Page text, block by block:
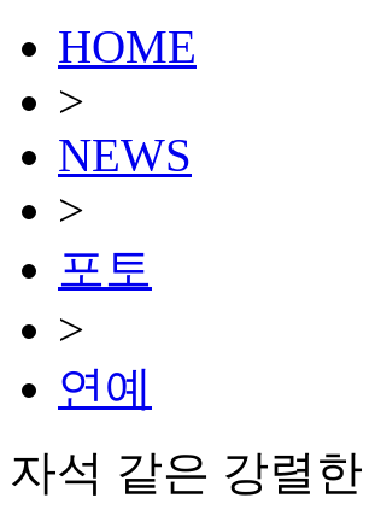
HOME
>
NEWS
>
포토
>
연예
자석 같은 강렬